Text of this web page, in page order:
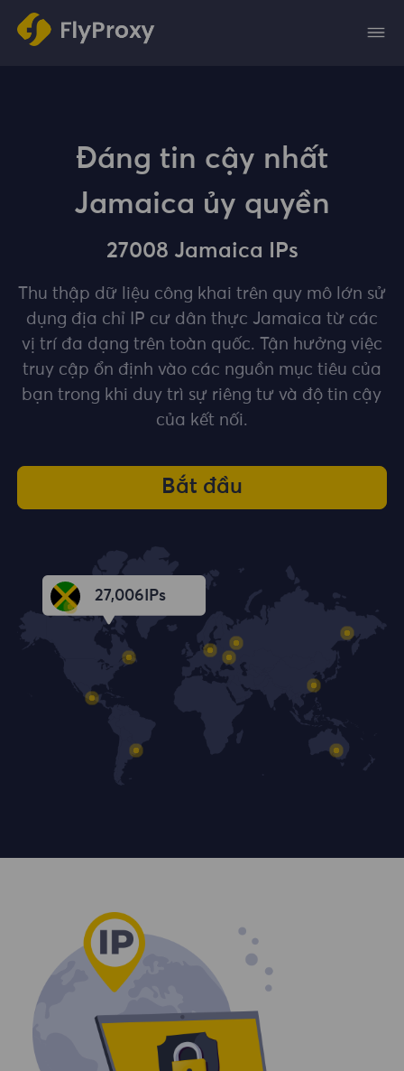
Đáng tin cậy nhất
Jamaica ủy quyền
27008 Jamaica IPs
Thu thập dữ liệu công khai trên quy mô lớn sử
dụng địa chỉ IP cư dân thực Jamaica từ các
vị trí đa dạng trên toàn quốc. Tận hưởng việc
truy cập ổn định vào các nguồn mục tiêu của
bạn trong khi duy trì sự riêng tư và độ tin cậy
của kết nối.
Bắt đầu
27,008IPs